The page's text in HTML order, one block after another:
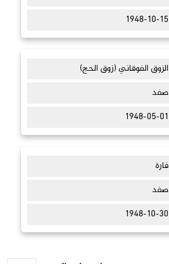
1948-10-15
الزوق الفوقاني (زوق الحج)
صفد
1948-05-01
فارة
صفد
1948-10-30